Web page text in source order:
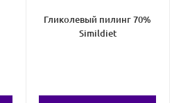
Гликолевый пилинг 70%
Simildiet